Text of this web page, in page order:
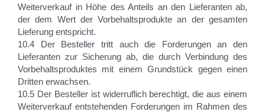
Weiterverkauf in Höhe des Anteils an den Lieferanten ab,
der dem Wert der Vorbehaltsprodukte an der gesamten
Lieferung entspricht.
10.4 Der Besteller tritt auch die Forderungen an den
Lieferanten zur Sicherung ab, die durch Verbindung des
Vorbehaltsproduktes mit einem Grundstück gegen einen
Dritten erwachsen.
10.5 Der Besteller ist widerruflich berechtigt, die aus einem
Weiterverkauf entstehenden Forderungen im Rahmen des